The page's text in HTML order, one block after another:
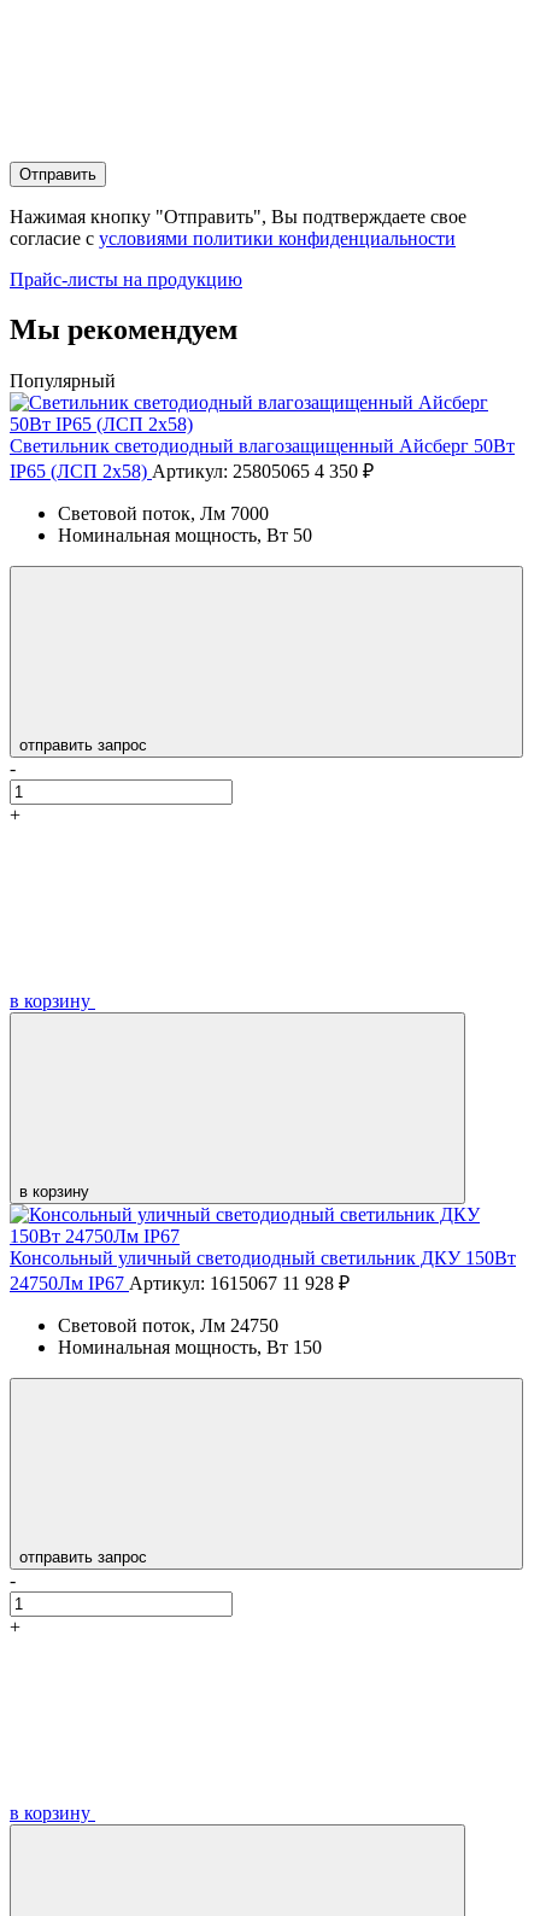
Отправить
Нажимая кнопку "Отправить", Вы подтверждаете свое
согласие с условиями политики конфиденциальности
Прайс-листы на продукцию
Мы рекомендуем
Популярный
Светильник светодиодный влагозащищенный Айсберг 50Вт
IP65 (ЛСП 2х58) Артикул: 25805065 4 350 ₽
Световой поток, Лм 7000
Номинальная мощность, Вт 50
отправить запрос
-
+
в корзину
в корзину
Консольный уличный светодиодный светильник ДКУ 150Вт
24750Лм IP67 Артикул: 1615067 11 928 ₽
Световой поток, Лм 24750
Номинальная мощность, Вт 150
отправить запрос
-
+
в корзину